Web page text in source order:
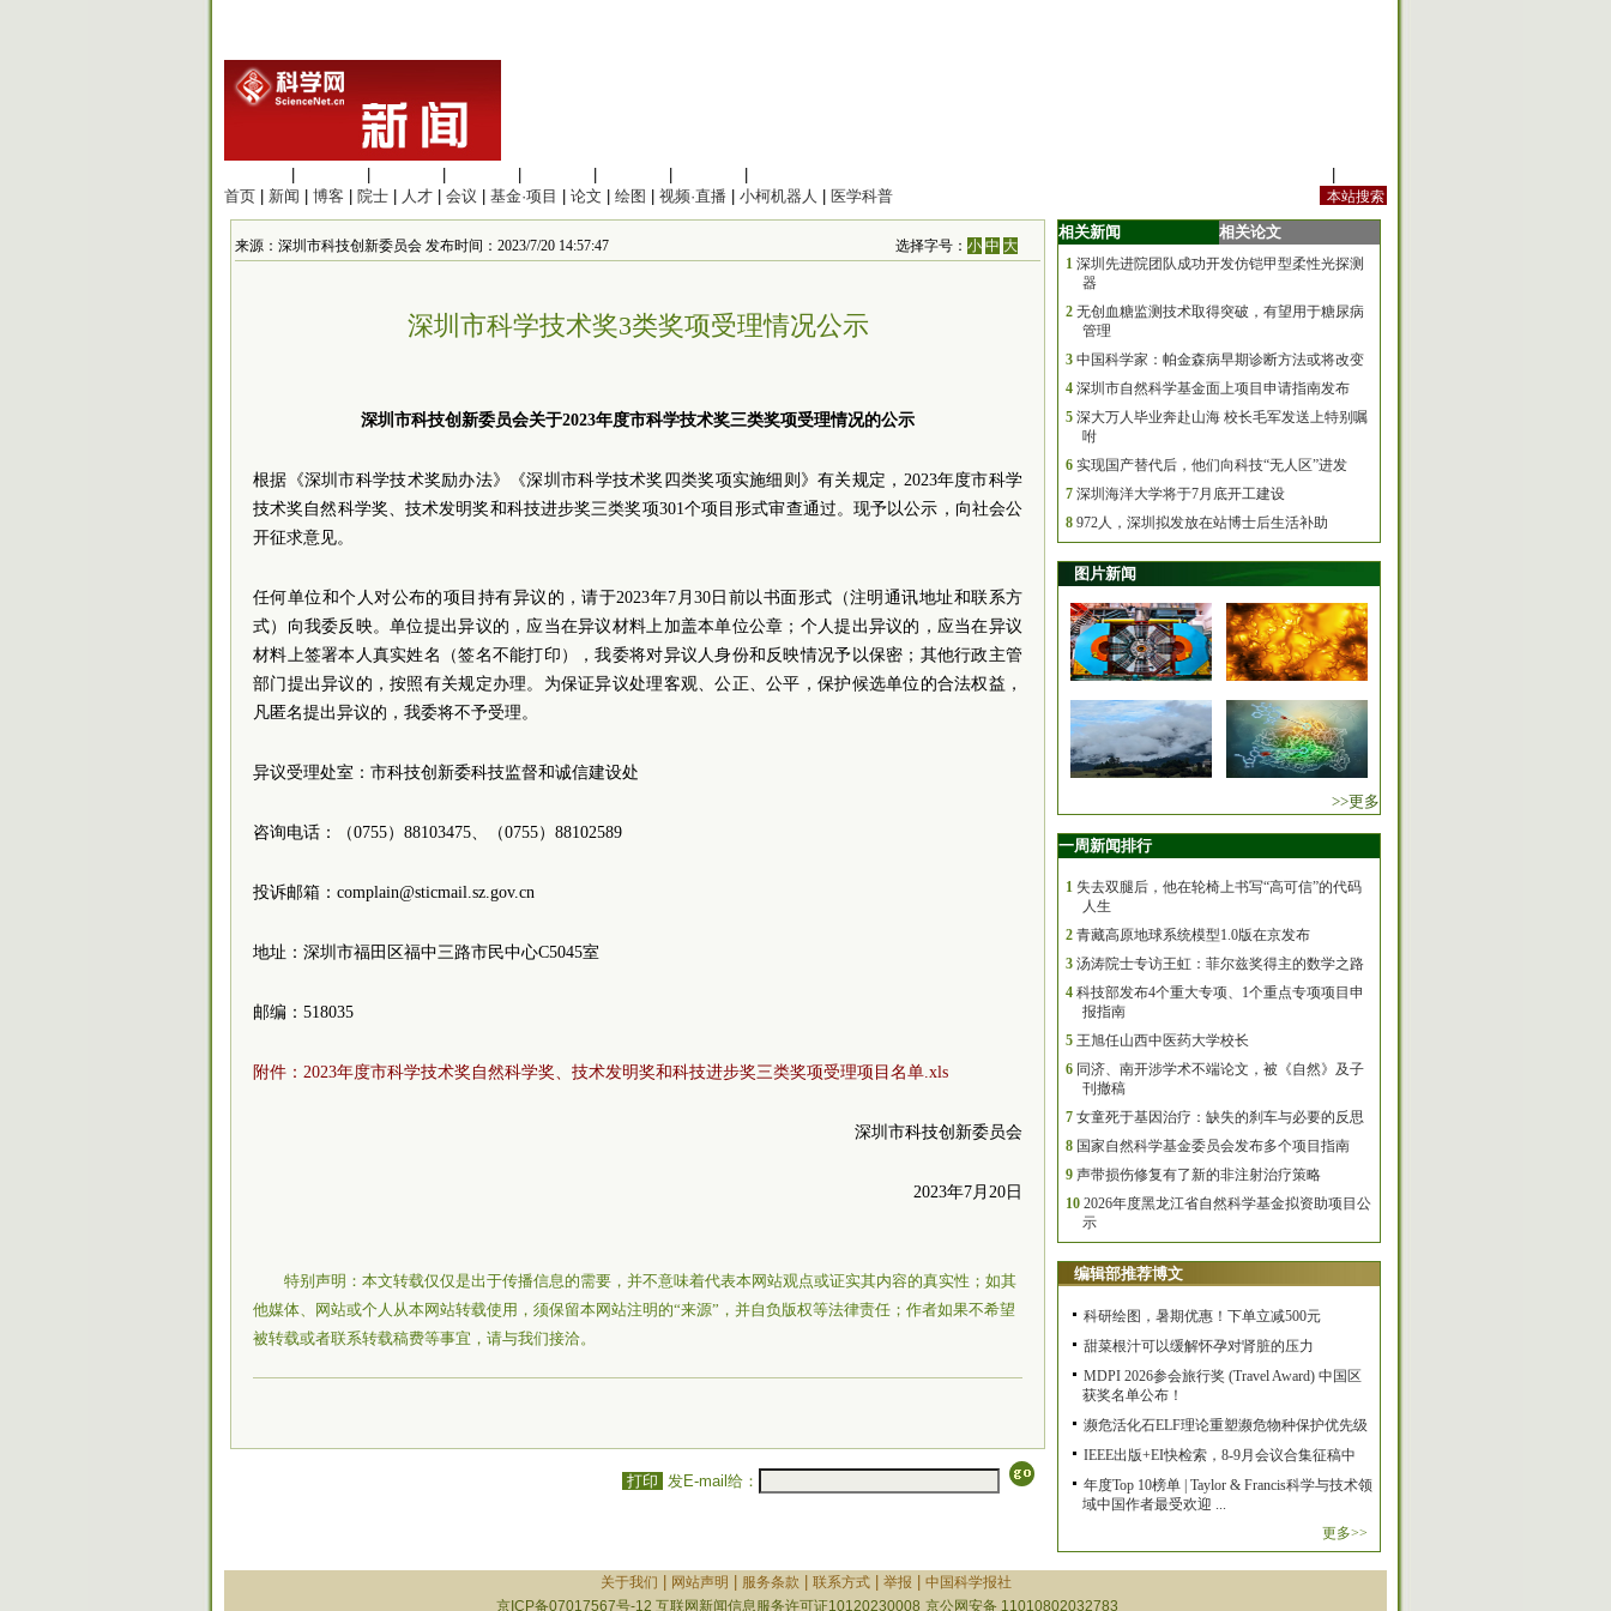
首页
新闻 博客 院士 人才 会议 基金·项目 论文 绘图 视频·直播 小柯机器人 医学科普
来源：深圳市科技创新委员会 发布时间：2023/7/20 14:57:47 选择字号：小 中 大
深圳市科学技术奖3类奖项受理情况公示
深圳市科技创新委员会关于2023年度市科学技术奖三类奖项受理情况的公示
根据《深圳市科学技术奖励办法》《深圳市科学技术奖四类奖项实施细则》有关规定，2023年度市科学
技术奖自然科学奖、技术发明奖和科技进步奖三类奖项301个项目形式审查通过。现予以公示，向社会公
开征求意见。
任何单位和个人对公布的项目持有异议的，请于2023年7月30日前以书面形式（注明通讯地址和联系方
式）向我委反映。单位提出异议的，应当在异议材料上加盖本单位公章；个人提出异议的，应当在异议
材料上签署本人真实姓名（签名不能打印），我委将对异议人身份和反映情况予以保密；其他行政主管
部门提出异议的，按照有关规定办理。为保证异议处理客观、公正、公平，保护候选单位的合法权益，
凡匿名提出异议的，我委将不予受理。
异议受理处室：市科技创新委科技监督和诚信建设处
咨询电话：（0755）88103475、（0755）88102589
投诉邮箱：complain@sticmail.sz.gov.cn
地址：深圳市福田区福中三路市民中心C5045室
邮编：518035
附件：2023年度市科学技术奖自然科学奖、技术发明奖和科技进步奖三类奖项受理项目名单.xls
深圳市科技创新委员会
2023年7月20日
特别声明：本文转载仅仅是出于传播信息的需要，并不意味着代表本网站观点或证实其内容的真实性；如其
他媒体、网站或个人从本网站转载使用，须保留本网站注明的“来源”，并自负版权等法律责任；作者如果不希望
被转载或者联系转载稿费等事宜，请与我们接洽。
打印 发E-mail给：
相关新闻 相关论文
1 深圳先进院团队成功开发仿铠甲型柔性光探测
器
2 无创血糖监测技术取得突破，有望用于糖尿病
管理
3 中国科学家：帕金森病早期诊断方法或将改变
4 深圳市自然科学基金面上项目申请指南发布
5 深大万人毕业奔赴山海 校长毛军发送上特别嘱
咐
6 实现国产替代后，他们向科技“无人区”进发
7 深圳海洋大学将于7月底开工建设
8 972人，深圳拟发放在站博士后生活补助
图片新闻
>>更多
一周新闻排行
1 失去双腿后，他在轮椅上书写“高可信”的代码
人生
2 青藏高原地球系统模型1.0版在京发布
3 汤涛院士专访王虹：菲尔兹奖得主的数学之路
4 科技部发布4个重大专项、1个重点专项项目申
报指南
5 王旭任山西中医药大学校长
6 同济、南开涉学术不端论文，被《自然》及子
刊撤稿
7 女童死于基因治疗：缺失的刹车与必要的反思
8 国家自然科学基金委员会发布多个项目指南
9 声带损伤修复有了新的非注射治疗策略
10 2026年度黑龙江省自然科学基金拟资助项目公
示
编辑部推荐博文
科研绘图，暑期优惠！下单立减500元
甜菜根汁可以缓解怀孕对肾脏的压力
MDPI 2026参会旅行奖 (Travel Award) 中国区
获奖名单公布！
濒危活化石ELF理论重塑濒危物种保护优先级
IEEE出版+EI快检索，8-9月会议合集征稿中
年度Top 10榜单 | Taylor & Francis科学与技术领
域中国作者最受欢迎 ...
更多>>
关于我们 网站声明 服务条款 联系方式| 举报
中国科学报社
京ICP备07017567号-12 互联网新闻信息服务许可证10120230008 京公网安备 11010802032783